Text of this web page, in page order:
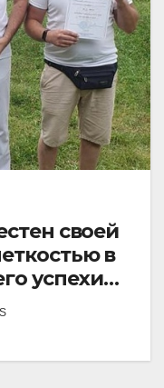
своей
в
успехи